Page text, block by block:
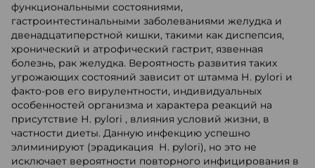
функциональными состояниями,
гастроинтестинальными заболеваниями желудка и
двенадцатиперстной кишки, такими как диспепсия,
хронический и атрофический гастрит, язвенная
болезнь, рак желудка. Вероятность развития таких
угрожающих состояний зависит от штамма Н. pylori и
факто-ров его вирулентности, индивидуальных
особенностей организма и характера реакций на
присутствие Н. pylori , влияния условий жизни, в
частности диеты. Данную инфекцию успешно
элиминируют (эрадикация Н. pylori), но это не
исключает вероятности повторного инфицирования в